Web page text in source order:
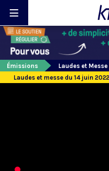
Émissions
Laudes et
Laudes et messe du 14 juin